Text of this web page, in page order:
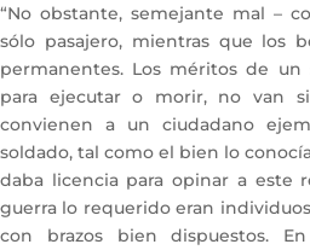
“No obstante, semejante mal –
sólo pasajero, mientras que los
permanentes. Los méritos de
para ejecutar o morir, no van
convienen a un ciudadano
soldado, tal como el bien lo
daba licencia para opinar a este
guerra lo requerido eran
con brazos bien dispuestos.